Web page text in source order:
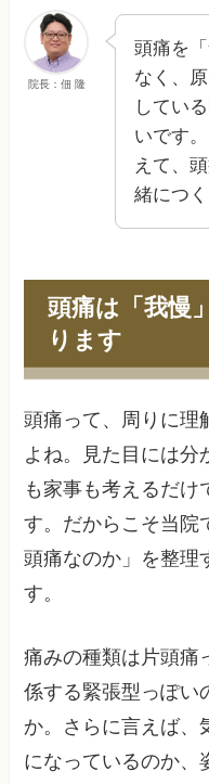
院長：佃 隆
頭痛を
なく、
してい
いです
えて、
緒につ
頭痛は「我慢
ります
頭痛って、周りに理
よね。見た目には分
も家事も考えるだけ
す。だからこそ当院
頭痛なのか」を整理
す。
痛みの種類は片頭痛
係する緊張型っぽい
か。さらに言えば、
になっているのか、